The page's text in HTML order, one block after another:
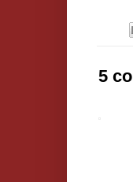
5